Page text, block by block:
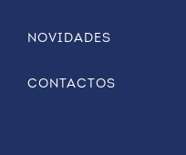
NOVIDADES
CONTACTOS